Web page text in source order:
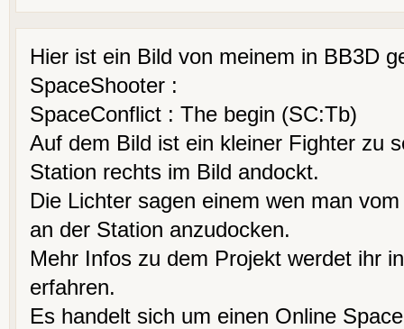
Hier ist ein Bild von meinem in BB3D
SpaceShooter :
SpaceConflict : The begin (SC:Tb)
Auf dem Bild ist ein kleiner Fighter zu
Station rechts im Bild andockt.
Die Lichter sagen einem wen man
an der Station anzudocken.
Mehr Infos zu dem Projekt werdet ihr
erfahren.
Es handelt sich um einen Online